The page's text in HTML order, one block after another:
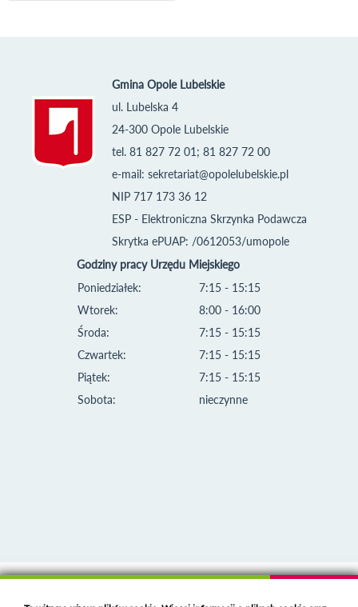
Gmina Opole Lubelskie
ul. Lubelska 4
24-300 Opole Lubelskie
tel. 81 827 72 01; 81 827 72 00
e-mail: sekretariat@opolelubelskie.pl
NIP 717 173 36 12
ESP - Elektroniczna Skrzynka Podawcza
Skrytka ePUAP: /0612053/umopole
Godziny pracy Urzędu Miejskiego
Poniedziałek:
Wtorek:
Środa:
Czwartek:
Piątek:
Sobota:
7:15 - 15:15
8:00 - 16:00
7:15 - 15:15
7:15 - 15:15
7:15 - 15:15
nieczynne